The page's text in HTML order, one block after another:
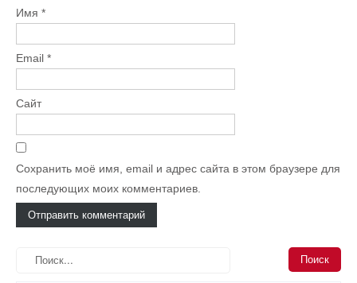
Имя *
Email *
Сайт
Сохранить моё имя, email и адрес сайта в этом браузере для
последующих моих комментариев.